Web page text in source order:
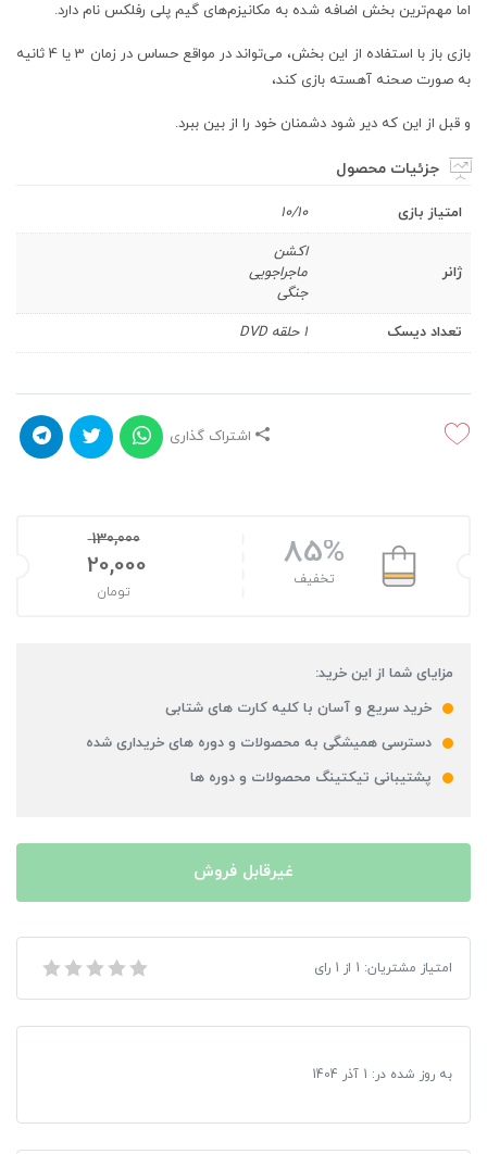
اما مهم‌ترین بخش اضافه شده به مکانیزم‌های گیم پلی رفلکس نام دارد.
بازی باز با استفاده از این بخش، می‌تواند در مواقع حساس در زمان 3 یا 4 ثانیه
به صورت صحنه آهسته بازی کند،
و قبل از این که دیر شود دشمنان خود را از بین ببرد.
جزئیات محصول
امتیاز بازی 10/10
ژانر
اکشن
ماجراجویی
جنگی
تعداد دیسک
1 حلقه DVD
اشتراک گذاری
85%
تخفیف
130,000
20,000
تومان
مزایای شما از این خرید:
خرید سریع و آسان با کلیه کارت های شتابی
دسترسی همیشگی به محصولات و دوره های خریداری شده
پشتیبانی تیکتینگ محصولات و دوره ها
غیرقابل فروش
بازی Metal Gear Solid V Ground Zeroes مخصوص XBOX 360
امتیاز مشتریان: 1 از 1 رای
به روز شده در: 1 آذر 1404